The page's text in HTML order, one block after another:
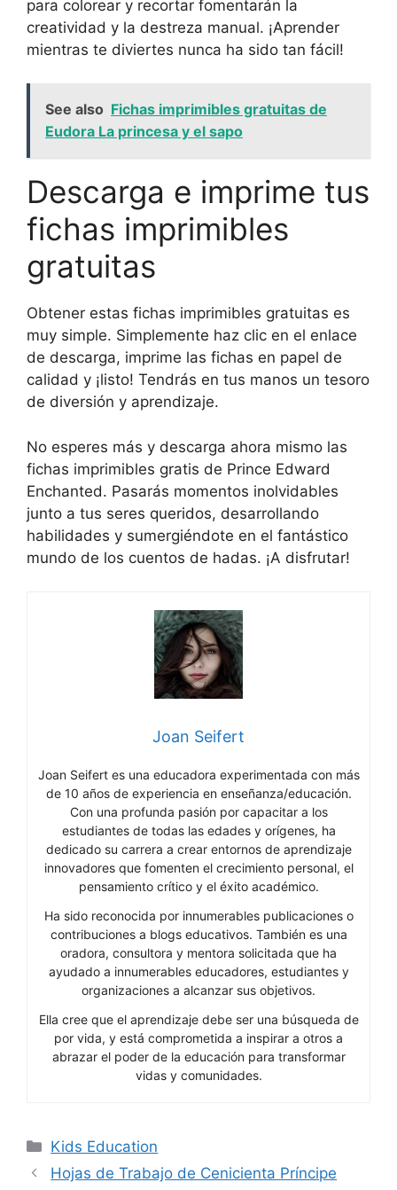
para colorear y recortar fomentarán la
creatividad y la destreza manual. ¡Aprender
mientras te diviertes nunca ha sido tan fácil!
See also Fichas imprimibles gratuitas de
Eudora La princesa y el sapo
Descarga e imprime tus
fichas imprimibles
gratuitas
Obtener estas fichas imprimibles gratuitas es
muy simple. Simplemente haz clic en el enlace
de descarga, imprime las fichas en papel de
calidad y ¡listo! Tendrás en tus manos un tesoro
de diversión y aprendizaje.
No esperes más y descarga ahora mismo las
fichas imprimibles gratis de Prince Edward
Enchanted. Pasarás momentos inolvidables
junto a tus seres queridos, desarrollando
habilidades y sumergiéndote en el fantástico
mundo de los cuentos de hadas. ¡A disfrutar!
Joan Seifert
Joan Seifert es una educadora experimentada con más
de 10 años de experiencia en enseñanza/educación.
Con una profunda pasión por capacitar a los
estudiantes de todas las edades y orígenes, ha
dedicado su carrera a crear entornos de aprendizaje
innovadores que fomenten el crecimiento personal, el
pensamiento crítico y el éxito académico.
Ha sido reconocida por innumerables publicaciones o
contribuciones a blogs educativos. También es una
oradora, consultora y mentora solicitada que ha
ayudado a innumerables educadores, estudiantes y
organizaciones a alcanzar sus objetivos.
Ella cree que el aprendizaje debe ser una búsqueda de
por vida, y está comprometida a inspirar a otros a
abrazar el poder de la educación para transformar
vidas y comunidades.
Categories
Kids Education
Hojas de Trabajo de Cenicienta Príncipe